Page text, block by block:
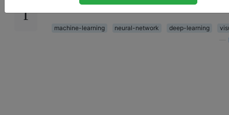
wizualizacji popularnych architektur?
machine-learning neural-network deep-learning